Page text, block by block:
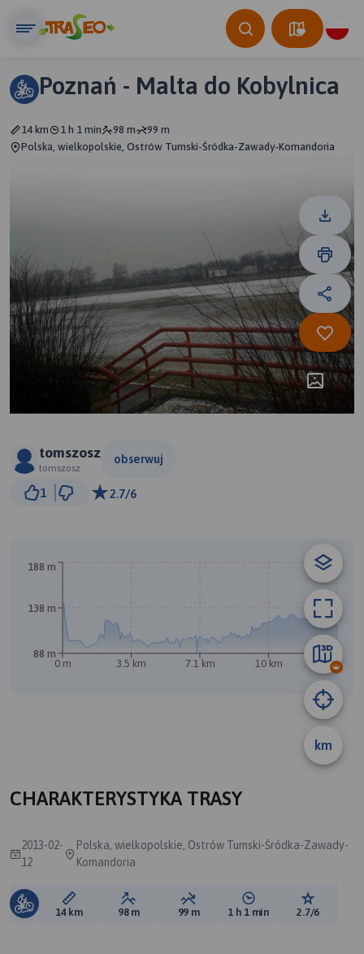
Poznań - Malta do Kobylnica
14 km 1 h 1 min 98 m
99 m
Polska, wielkopolskie, Ostrów Tumski-Śródka-Zawady-Komandoria
tomszosz
tomszosz
obserwuj
1 2.7/6
km
0 m 3.5 km 7.1 km 10 km 14 km
88 m
138 m
188 m
CHARAKTERYSTYKA TRASY
2013-02-
12
Polska, wielkopolskie, Ostrów Tumski-Śródka-Zawady-
Komandoria
Długość trasy:
14 km Suma przewyższeń:
98 m Suma spadków:
99 m Średni czas potrzebny
1 h 1 min Ocena
2.7/6